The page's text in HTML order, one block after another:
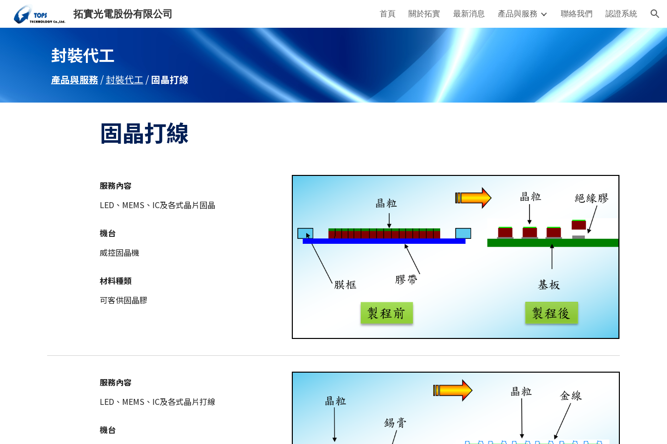
Skip to navigation
拓實光電股份有限公司 首頁 關於拓實 最新消息 產品與服務 聯絡我們 認證系統
封裝代工
產品與服務 /封裝代工 /固晶打線
固晶打線
服務內容
LED、MEMS、IC及各式晶片固晶
機台
威控固晶機
材料種類
可客供固晶膠
服務內容
LED、MEMS、IC及各式晶片打線
機台